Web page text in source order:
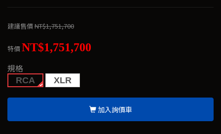
建議售價NT$1,751,700
特價NT$1,751,700
規格
RCA XLR
加入詢價車